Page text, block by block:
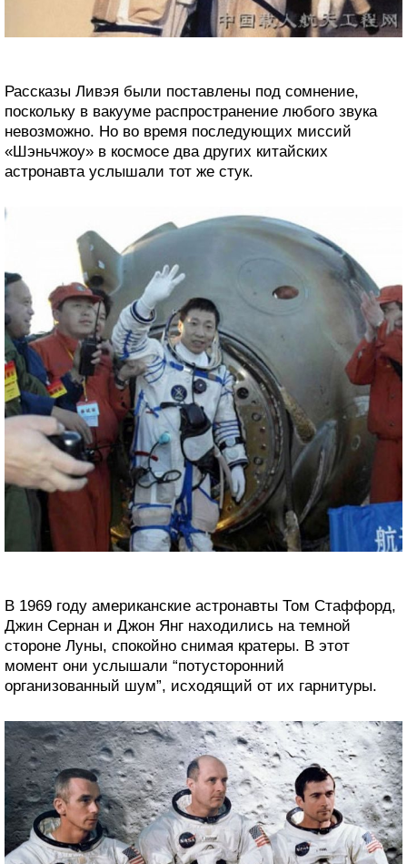
Рассказы Ливэя были поставлены под сомнение,
поскольку в вакууме распространение любого звука
невозможно. Но во время последующих миссий
«Шэньчжоу» в космосе два других китайских
астронавта услышали тот же стук.
В 1969 году американские астронавты Том Стаффорд,
Джин Сернан и Джон Янг находились на темной
стороне Луны, спокойно снимая кратеры. В этот
момент они услышали “потусторонний
организованный шум”, исходящий от их гарнитуры.